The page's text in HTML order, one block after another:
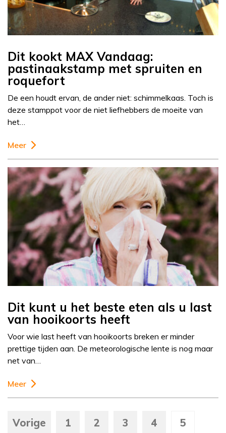
Dit kookt MAX Vandaag:
pastinaakstamp met spruiten en
roquefort
De een houdt ervan, de ander niet: schimmelkaas. Toch is
deze stamppot voor de niet liefhebbers de moeite van
het…
Meer
Dit kunt u het beste eten als u last
van hooikoorts heeft
Voor wie last heeft van hooikoorts breken er minder
prettige tijden aan. De meteorologische lente is nog maar
net van…
Meer
Vorige 1 2 3 4 5